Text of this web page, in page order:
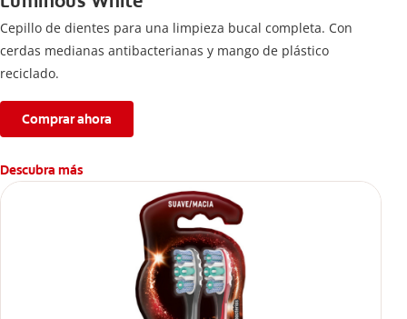
Cepillo de dientes para una limpieza bucal completa. Con
cerdas medianas antibacterianas y mango de plástico
reciclado.
Comprar ahora
Descubra más